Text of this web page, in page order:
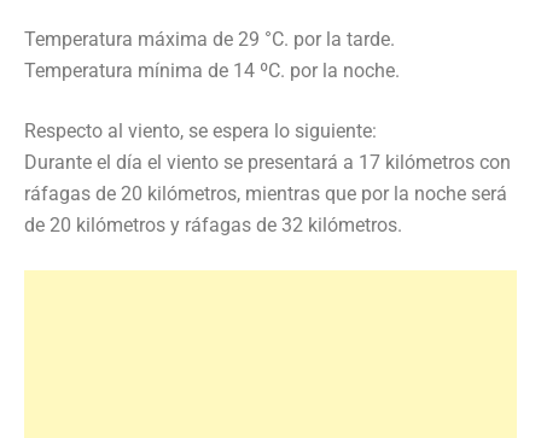
Temperatura máxima de 29 °C. por la tarde.
Temperatura mínima de 14 ºC. por la noche.
Respecto al viento, se espera lo siguiente:
Durante el día el viento se presentará a 17 kilómetros con
ráfagas de 20 kilómetros, mientras que por la noche será
de 20 kilómetros y ráfagas de 32 kilómetros.